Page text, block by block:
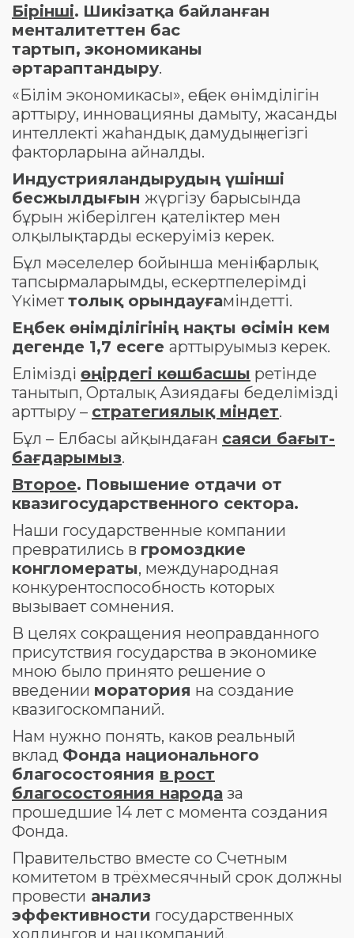
Бірінші. Шикізатқа байланған
менталитеттен бас
тартып, экономиканы
әртараптандыру.
«Білім экономикасы», еңбек өнімділігін
арттыру, инновацияны дамыту, жасанды
интеллекті жаһандық дамудың негізгі
факторларына айналды.
Индустрияландырудың үшінші
бесжылдығын жүргізу барысында
бұрын жіберілген қателіктер мен
олқылықтарды ескеруіміз керек.
Бұл мәселелер бойынша менің барлық
тапсырмаларымды, ескертпелерімді
Үкімет толық орындауғаміндетті.
Еңбек өнімділігінің нақты өсімін кем
дегенде 1,7 есеге арттыруымыз керек.
Елімізді өңірдегі көшбасшы ретінде
танытып, Орталық Азиядағы беделімізді
арттыру – стратегиялық міндет.
Бұл – Елбасы айқындаған саяси бағыт-
бағдарымыз.
Второе. Повышение отдачи от
квазигосударственного сектора.
Наши государственные компании
превратились в громоздкие
конгломераты, международная
конкурентоспособность которых
вызывает сомнения.
В целях сокращения неоправданного
присутствия государства в экономике
мною было принято решение о
введении моратория на создание
квазигоскомпаний.
Нам нужно понять, каков реальный
вклад Фонда национального
благосостояния в рост
благосостояния народа за
прошедшие 14 лет с момента создания
Фонда.
Правительство вместе со Счетным
комитетом в трёхмесячный срок должны
провести анализ
эффективности государственных
холдингов и нацкомпаний.